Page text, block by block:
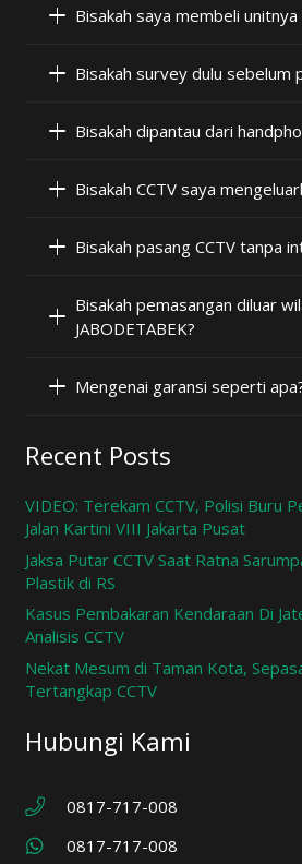
Bisakah saya membeli unitnya
Bisakah survey dulu sebelum
Bisakah dipantau dari
Bisakah CCTV saya
Bisakah pasang CCTV tanpa
Bisakah pemasangan diluar
JABODETABEK?
Mengenai garansi seperti
Recent Posts
VIDEO: Terekam CCTV, Polisi Buru
Jalan Kartini VIII Jakarta Pusat
Jaksa Putar CCTV Saat Ratna
Plastik di RS
Kasus Pembakaran Kendaraan Di
Analisis CCTV
Nekat Mesum di Taman Kota,
Tertangkap CCTV
Hubungi Kami
0817-717-008
0817-717-008